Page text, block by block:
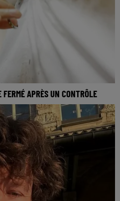
APRÈS UN CONTRÔLE